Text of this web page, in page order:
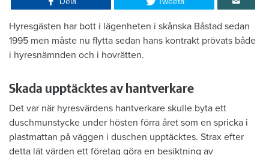
Hyresgästen har bott i lägenheten i skånska Båstad sedan
1995 men måste nu flytta sedan hans kontrakt prövats både
i hyresnämnden och i hovrätten.
Skada upptäcktes av hantverkare
Det var när hyresvärdens hantverkare skulle byta ett
duschmunstycke under hösten förra året som en spricka i
plastmattan på väggen i duschen upptäcktes. Strax efter
detta lät värden ett företag göra en besiktning av